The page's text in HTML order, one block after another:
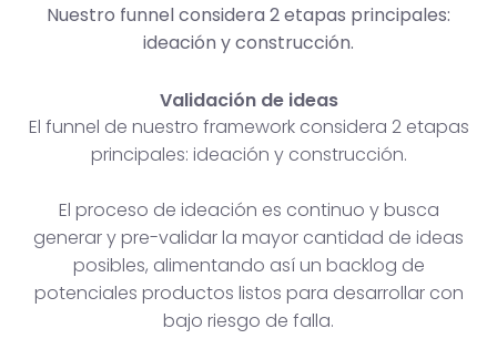
Nuestro funnel considera 2 etapas principales:
ideación y construcción.
Validación de ideas
El funnel de nuestro framework considera 2 etapas
principales: ideación y construcción.
El proceso de ideación es continuo y busca
generar y pre-validar la mayor cantidad de ideas
posibles, alimentando así un backlog de
potenciales productos listos para desarrollar con
bajo riesgo de falla.